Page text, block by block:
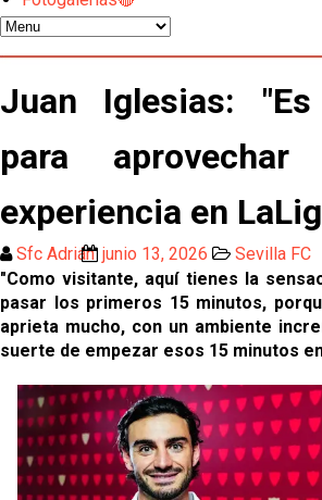
Banquillos confirmados: así
Sevilla Femenino para la 2026/27
Previa | El Sevilla FC cierra la
exigente choque ante el Bayer
El Sevilla pone sus ojos en Ellyes
Patrick Mercado no jugará en el
El Sevilla FC pregunta al Atlético
Nico Guillén:"Es importante que
familia y se refleje en el campo"
El Sevilla oficializa el traspaso de
Juan Iglesias:
para
experiencia en
Sfc Adrián junio 13, 2026
Sevilla FC
"Como visitante, aquí tienes la
pasar los primeros 15 minutos,
aprieta mucho, con un ambiente
suerte de empezar esos 15 minutos